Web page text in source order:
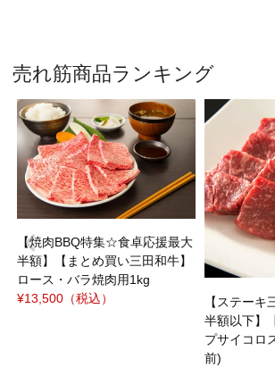
売れ筋商品ランキング
【焼肉BBQ特集☆食卓応援最大
半額】【まとめ買い三田和牛】
ロース・バラ焼肉用1kg
¥13,500 （税込）
【ステー
半額以下】
プサイコロ
前)